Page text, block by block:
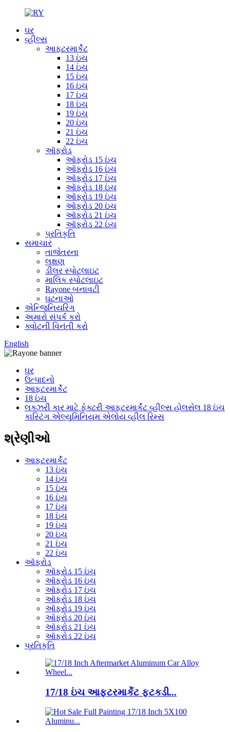
ઘર
વ્હીલ્સ
આફ્ટરમાર્કેટ
13 ઇંચ
14 ઇંચ
15 ઇંચ
16 ઇંચ
17 ઇંચ
18 ઇંચ
19 ઇંચ
20 ઇંચ
21 ઇંચ
22 ઇંચ
ઑફરોડ
ઑફરોડ 15 ઇંચ
ઑફરોડ 16 ઇંચ
ઑફરોડ 17 ઇંચ
ઑફરોડ 18 ઇંચ
ઑફરોડ 19 ઇંચ
ઑફરોડ 20 ઇંચ
ઑફરોડ 21 ઇંચ
ઑફરોડ 22 ઇંચ
પ્રતિકૃતિ
સમાચાર
તાજેતરના
લક્ષણ
ડીલર સ્પોટલાઇટ
માલિક સ્પોટલાઇટ
Rayone બનાવટી
ઘટનાઓ
એન્જિનિયરિંગ
અમારો સંપર્ક કરો
ક્વોટની વિનંતી કરો
English
ઘર
ઉત્પાદનો
આફ્ટરમાર્કેટ
18 ઇંચ
લક્ઝરી કાર માટે ફેક્ટરી આફ્ટરમાર્કેટ વ્હીલ્સ હોલસેલ 18 ઇંચ
કાસ્ટિંગ એલ્યુમિનિયમ એલોય વ્હીલ રિમ્સ
શ્રેણીઓ
આફ્ટરમાર્કેટ
13 ઇંચ
14 ઇંચ
15 ઇંચ
16 ઇંચ
17 ઇંચ
18 ઇંચ
19 ઇંચ
20 ઇંચ
21 ઇંચ
22 ઇંચ
ઑફરોડ
ઑફરોડ 15 ઇંચ
ઑફરોડ 16 ઇંચ
ઑફરોડ 17 ઇંચ
ઑફરોડ 18 ઇંચ
ઑફરોડ 19 ઇંચ
ઑફરોડ 20 ઇંચ
ઑફરોડ 21 ઇંચ
ઑફરોડ 22 ઇંચ
પ્રતિકૃતિ
17/18 ઇંચ આફ્ટરમાર્કેટ ફટકડી...